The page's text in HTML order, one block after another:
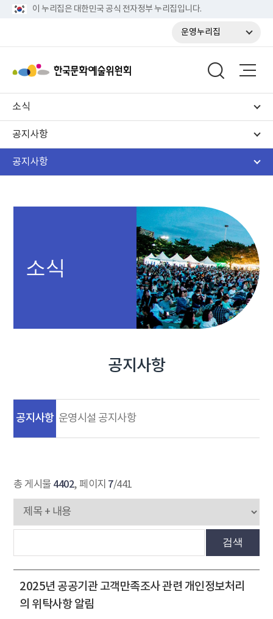
이 누리집은 대한민국 공식 전자정부 누리집입니다.
운영누리집
소식
공지사항
공지사항
소식
공지사항
공지사항 운영시설 공지사항
총 게시물 4402, 페이지 7/441
검색
2025년 공공기관 고객만족조사 관련 개인정보처리
의 위탁사항 알림